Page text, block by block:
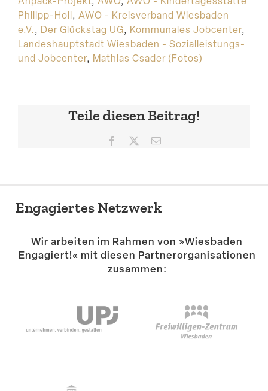
Philipp-Holl, AWO - Kreisverband Wiesbaden
e.V., Der Glückstag UG, Kommunales Jobcenter,
Landeshauptstadt Wiesbaden - Sozialleistungs-
und Jobcenter, Mathias Csader (Fotos)
Teile diesen Beitrag!
Facebook E-
Engagiertes Netzwerk
Wir arbeiten im Rahmen von »Wiesbaden
Engagiert!« mit diesen Partner­or­ga­ni­sa­tionen
zusammen: